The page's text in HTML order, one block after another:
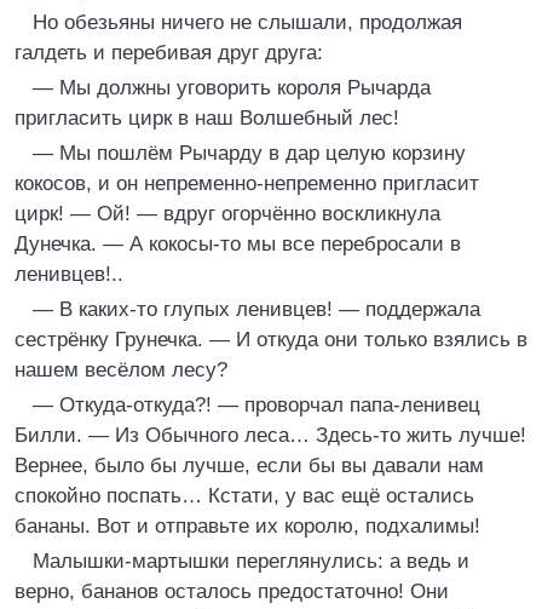
Но обезьяны ничего не слышали, продолжая
галдеть и перебивая друг друга:
— Мы должны уговорить короля Рычарда
пригласить цирк в наш Волшебный лес!
— Мы пошлём Рычарду в дар целую корзину
кокосов, и он непременно-непременно пригласит
цирк! — Ой! — вдруг огорчённо воскликнула
Дунечка. — А кокосы-то мы все перебросали в
ленивцев!..
— В каких-то глупых ленивцев! — поддержала
сестрёнку Грунечка. — И откуда они только взялись в
нашем весёлом лесу?
— Откуда-откуда?! — проворчал папа-ленивец
Билли. — Из Обычного леса… Здесь-то жить лучше!
Вернее, было бы лучше, если бы вы давали нам
спокойно поспать… Кстати, у вас ещё остались
бананы. Вот и отправьте их королю, подхалимы!
Малышки-мартышки переглянулись: а ведь и
верно, бананов осталось предостаточно! Они